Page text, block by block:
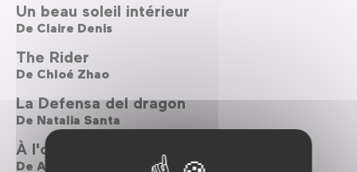
Un beau soleil intérieur
De Claire Denis
The Rider
De Chloé Zhao
La Defensa del dragon
De Natalia Santa
À l'ouest du Jourdain
De Amos Gitaï